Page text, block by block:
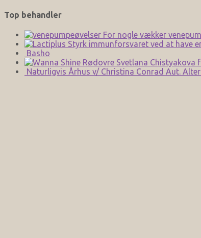
Top behandler
For nogle vækker
Styrk immunforsvaret ved at have
Basho
Svetlana Chistyakova
Naturligvis Århus v/ Christina Conrad Aut.